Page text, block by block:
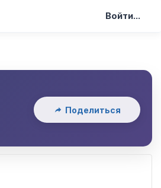
Войти...
Поделиться